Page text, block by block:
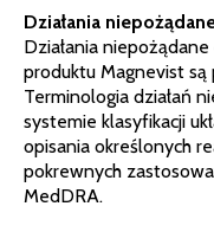
Działania
Działania
produktu Magnevist
Terminologia działań
systemie klasyfikacji
opisania określonych
pokrewnych
MedDRA.